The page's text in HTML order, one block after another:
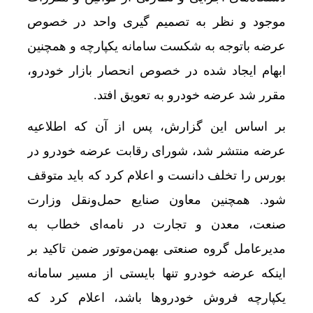
قیمت طلا و سکه امروز پنجشنبه 15مرداد 1405/ افزایش همه قیمت ها + جدول
تحول بزرگ در آیفون ۱۸ پرو/ سه قابلیت رویایی که بالاخره به حقیقت می‌پیوندند
افزایش ظرفیت قطارهای اربعین؛ خدمات بهتر
دلار به کف سه‌هفته‌ای رسید/ واکنش طلا و سکه به
مصوبه تسهیلات گمرکی در شرایط اضطرار تمدید
غول‌های ۱ ترابایتی بازار/ معرفی گوشی‌هایی با بالاترین ظرفیت حافظه داخلی در سال ۲۰۲۶
خودرو بی‌محابا در سراشیبی قیمت+ جدول قیمت
ثبت‌نام جدید سایپا آغاز می‌شود؛ فروش کوئیک S با پیش‌پرداخت ۵۰۰ میلیونی
موجود و نظر به تصمیم گیری واحد در خصوص
عرضه باتوجه به شکست سامانه یکپارچه و همچنین
ابهام ایجاد شده در خصوص انحصار بازار خودرو،
مقرر شد عرضه خودرو به تعویق افتد.
بر اساس این گزارش، پس از آن که اطلاعیه
عرضه منتشر شد، شورای رقابت عرضه خودرو در
بورس را تخلف دانست و اعلام کرد که باید متوقف
شود. همچنین معاون صنایع حمل‌ونقل وزارت
صنعت، معدن و تجارت در نامه‌ای خطاب به
مدیرعامل گروه صنعتی بهمن‌موتور ضمن تاکید بر
اینکه عرضه‌ خودرو تنها بایستی از مسیر سامانه
یکپارچه فروش خودروها باشد، اعلام کرد که